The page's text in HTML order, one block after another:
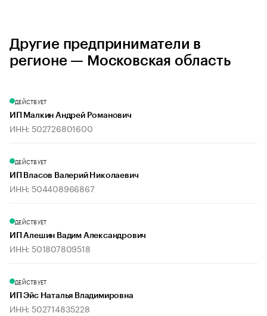
Другие предприниматели в
регионе — Московская область
ДЕЙСТВУЕТ
ИП Малкин Андрей Романович
ИНН: 502726801600
ДЕЙСТВУЕТ
ИП Власов Валерий Николаевич
ИНН: 504408966867
ДЕЙСТВУЕТ
ИП Алешин Вадим Александрович
ИНН: 501807809518
ДЕЙСТВУЕТ
ИП Эйс Наталья Владимировна
ИНН: 502714835228